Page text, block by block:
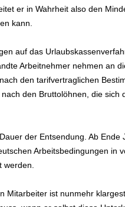
er in Wahrheit also den
kann.
auf das
Arbeitnehmer nehmen an
den tarifvertraglichen
den Bruttolöhnen, die
der Entsendung. Ab
Arbeits­bedingungen
Mitarbeiter ist nunmehr